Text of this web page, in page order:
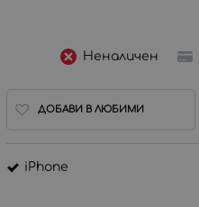
Неналичен
ДОБАВИ В ЛЮБИМИ
iPhone